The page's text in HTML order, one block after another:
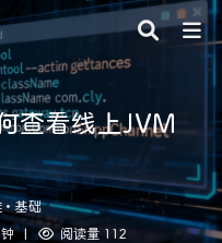
查看线上JVM
• 基础
| 阅读量 112